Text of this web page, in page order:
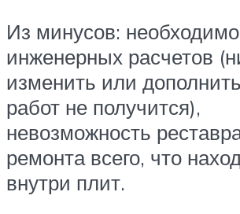
Из минусов:
инженерных расчетов
изменить или
работ не получится),
невозможность
ремонта всего, что
внутри плит.